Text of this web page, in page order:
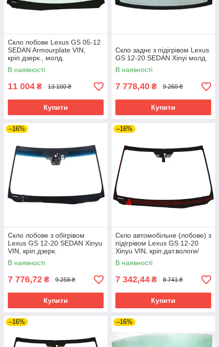
Скло лобове Lexus GS 05-12
SEDAN Armourplate VIN,
кріп.дзерк., молд.
В наявності
11 004 ₴ 13 100 ₴
Купити
Скло заднє з підігрівом Lexus
GS 12-20 SEDAN Xinyi молд.
В наявності
7 778,40 ₴ 9 260 ₴
Купити
–16%
Скло лобове з обігрівом
Lexus GS 12-20 SEDAN Xinyu
VIN, кріп.дзерк.
В наявності
7 776,72 ₴ 9 258 ₴
Купити
–16%
Скло автомобільне (лобове) з
підігрівом Lexus GS 12-20
Xinyu VIN, кріп.дат.вологи/
світла, кріп.дзерк.
В наявності
7 342,44 ₴ 8 741 ₴
Купити
–16% –16%